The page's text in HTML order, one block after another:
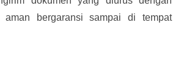
aman bergaransi sampai di tempat